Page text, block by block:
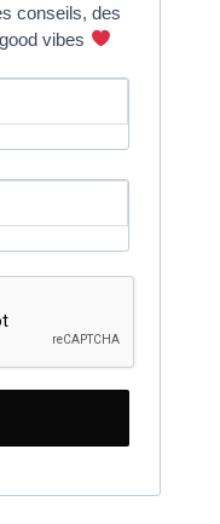
conseils, des
vibes